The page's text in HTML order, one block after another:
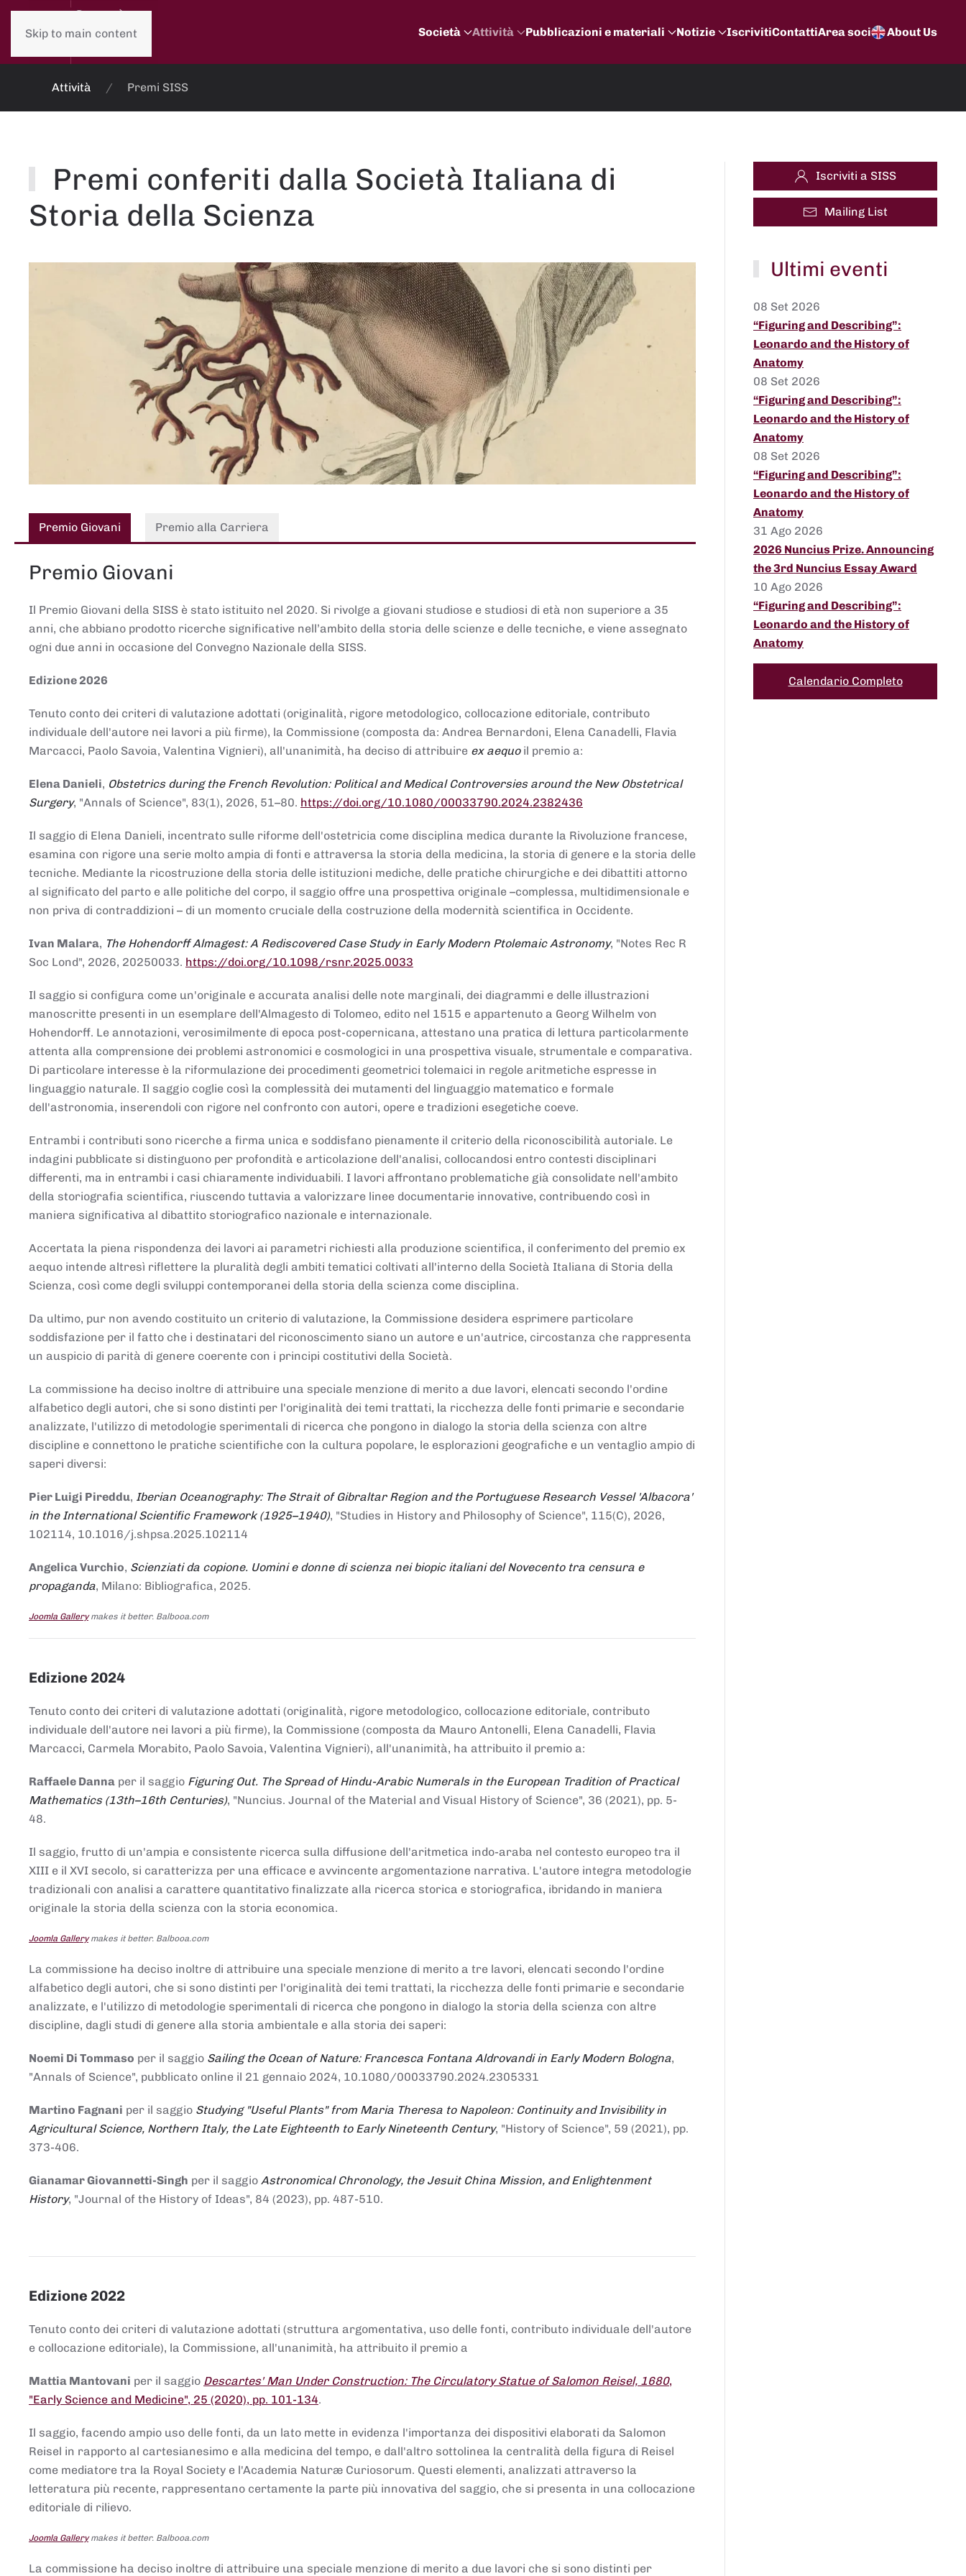
Skip to main content Società Attività Pubblicazioni e materiali Notizie IscrivitiContattiArea soci About Us
Attività Premi SISS
Premi conferiti dalla Società Italiana di
Storia della Scienza
Premio Giovani Premio alla Carriera
Premio Giovani
Il Premio Giovani della SISS è stato istituito nel 2020. Si rivolge a giovani studiose e studiosi di età non superiore a 35
anni, che abbiano prodotto ricerche significative nell’ambito della storia delle scienze e delle tecniche, e viene assegnato
ogni due anni in occasione del Convegno Nazionale della SISS.
Edizione 2026
Tenuto conto dei criteri di valutazione adottati (originalità, rigore metodologico, collocazione editoriale, contributo
individuale dell'autore nei lavori a più firme), la Commissione (composta da: Andrea Bernardoni, Elena Canadelli, Flavia
Marcacci, Paolo Savoia, Valentina Vignieri), all'unanimità, ha deciso di attribuire ex aequoil premio a:
Elena Danieli, Obstetrics during the French Revolution: Political and Medical Controversies around the New Obstetrical
Surgery, "Annals of Science", 83(1), 2026, 51–80. https://doi.org/10.1080/00033790.2024.2382436
Il saggio di Elena Danieli, incentrato sulle riforme dell'ostetricia come disciplina medica durante la Rivoluzione francese,
esamina con rigore una serie molto ampia di fonti e attraversa la storia della medicina, la storia di genere e la storia delle
tecniche. Mediante la ricostruzione della storia delle istituzioni mediche, delle pratiche chirurgiche e dei dibattiti attorno
al significato del parto e alle politiche del corpo, il saggio offre una prospettiva originale –complessa, multidimensionale e
non priva di contraddizioni – di un momento cruciale della costruzione della modernità scientifica in Occidente.
Ivan Malara, The Hohendorff Almagest: A Rediscovered Case Study in Early Modern Ptolemaic Astronomy, "Notes Rec R
Soc Lond", 2026, 20250033. https://doi.org/10.1098/rsnr.2025.0033
Il saggio si configura come un'originale e accurata analisi delle note marginali, dei diagrammi e delle illustrazioni
manoscritte presenti in un esemplare dell'Almagesto di Tolomeo, edito nel 1515 e appartenuto a Georg Wilhelm von
Hohendorff. Le annotazioni, verosimilmente di epoca post-copernicana, attestano una pratica di lettura particolarmente
attenta alla comprensione dei problemi astronomici e cosmologici in una prospettiva visuale, strumentale e comparativa.
Di particolare interesse è la riformulazione dei procedimenti geometrici tolemaici in regole aritmetiche espresse in
linguaggio naturale. Il saggio coglie così la complessità dei mutamenti del linguaggio matematico e formale
dell'astronomia, inserendoli con rigore nel confronto con autori, opere e tradizioni esegetiche coeve.
Entrambi i contributi sono ricerche a firma unica e soddisfano pienamente il criterio della riconoscibilità autoriale. Le
indagini pubblicate si distinguono per profondità e articolazione dell'analisi, collocandosi entro contesti disciplinari
differenti, ma in entrambi i casi chiaramente individuabili. I lavori affrontano problematiche già consolidate nell'ambito
della storiografia scientifica, riuscendo tuttavia a valorizzare linee documentarie innovative, contribuendo così in
maniera significativa al dibattito storiografico nazionale e internazionale.
Accertata la piena rispondenza dei lavori ai parametri richiesti alla produzione scientifica, il conferimento del premio ex
aequo intende altresì riflettere la pluralità degli ambiti tematici coltivati all'interno della Società Italiana di Storia della
Scienza, così come degli sviluppi contemporanei della storia della scienza come disciplina.
Da ultimo, pur non avendo costituito un criterio di valutazione, la Commissione desidera esprimere particolare
soddisfazione per il fatto che i destinatari del riconoscimento siano un autore e un'autrice, circostanza che rappresenta
un auspicio di parità di genere coerente con i principi costitutivi della Società.
La commissione ha deciso inoltre di attribuire una speciale menzione di merito a due lavori, elencati secondo l'ordine
alfabetico degli autori, che si sono distinti per l'originalità dei temi trattati, la ricchezza delle fonti primarie e secondarie
analizzate, l'utilizzo di metodologie sperimentali di ricerca che pongono in dialogo la storia della scienza con altre
discipline e connettono le pratiche scientifiche con la cultura popolare, le esplorazioni geografiche e un ventaglio ampio di
saperi diversi:
Pier Luigi Pireddu, Iberian Oceanography: The Strait of Gibraltar Region and the Portuguese Research Vessel 'Albacora'
in the International Scientific Framework (1925–1940), "Studies in History and Philosophy of Science", 115(C), 2026,
102114, 10.1016/j.shpsa.2025.102114
Angelica Vurchio, Scienziati da copione. Uomini e donne di scienza nei biopic italiani del Novecento tra censura e
propaganda, Milano: Bibliografica, 2025.
Joomla Gallerymakes it better. Balbooa.com
Edizione 2024
Tenuto conto dei criteri di valutazione adottati (originalità, rigore metodologico, collocazione editoriale, contributo
individuale dell'autore nei lavori a più firme), la Commissione (composta da Mauro Antonelli, Elena Canadelli, Flavia
Marcacci, Carmela Morabito, Paolo Savoia, Valentina Vignieri), all'unanimità, ha attribuito il premio a:
Raffaele Danna per il saggio Figuring Out. The Spread of Hindu-Arabic Numerals in the European Tradition of Practical
Mathematics (13th–16th Centuries), "Nuncius. Journal of the Material and Visual History of Science", 36 (2021), pp. 5-
48.
Il saggio, frutto di un'ampia e consistente ricerca sulla diffusione dell'aritmetica indo-araba nel contesto europeo tra il
XIII e il XVI secolo, si caratterizza per una efficace e avvincente argomentazione narrativa. L'autore integra metodologie
tradizionali con analisi a carattere quantitativo finalizzate alla ricerca storica e storiografica, ibridando in maniera
originale la storia della scienza con la storia economica.
Joomla Gallerymakes it better. Balbooa.com
La commissione ha deciso inoltre di attribuire una speciale menzione di merito a tre lavori, elencati secondo l'ordine
alfabetico degli autori, che si sono distinti per l'originalità dei temi trattati, la ricchezza delle fonti primarie e secondarie
analizzate, e l'utilizzo di metodologie sperimentali di ricerca che pongono in dialogo la storia della scienza con altre
discipline, dagli studi di genere alla storia ambientale e alla storia dei saperi:
Noemi Di Tommaso per il saggio Sailing the Ocean of Nature: Francesca Fontana Aldrovandi in Early Modern Bologna,
"Annals of Science", pubblicato online il 21 gennaio 2024, 10.1080/00033790.2024.2305331
Martino Fagnani per il saggio Studying "Useful Plants" from Maria Theresa to Napoleon: Continuity and Invisibility in
Agricultural Science, Northern Italy, the Late Eighteenth to Early Nineteenth Century, "History of Science", 59 (2021), pp.
373-406.
Gianamar Giovannetti-Singh per il saggio Astronomical Chronology, the Jesuit China Mission, and Enlightenment
History, "Journal of the History of Ideas", 84 (2023), pp. 487-510.
Edizione 2022
Tenuto conto dei criteri di valutazione adottati (struttura argomentativa, uso delle fonti, contributo individuale dell'autore
e collocazione editoriale), la Commissione, all'unanimità, ha attribuito il premio a
Mattia Mantovani per il saggio Descartes' Man Under Construction: The Circulatory Statue of Salomon Reisel, 1680,
"Early Science and Medicine", 25 (2020), pp. 101-134.
Il saggio, facendo ampio uso delle fonti, da un lato mette in evidenza l'importanza dei dispositivi elaborati da Salomon
Reisel in rapporto al cartesianesimo e alla medicina del tempo, e dall'altro sottolinea la centralità della figura di Reisel
come mediatore tra la Royal Society e l'Academia Naturæ Curiosorum. Questi elementi, analizzati attraverso la
letteratura più recente, rappresentano certamente la parte più innovativa del saggio, che si presenta in una collocazione
editoriale di rilievo.
Joomla Gallerymakes it better. Balbooa.com
La commissione ha deciso inoltre di attribuire una speciale menzione di merito a due lavori che si sono distinti per
Iscriviti a SISS
Mailing List
Ultimi eventi
08 Set 2026
“Figuring and Describing”:
Leonardo and the History of
Anatomy
08 Set 2026
“Figuring and Describing”:
Leonardo and the History of
Anatomy
08 Set 2026
“Figuring and Describing”:
Leonardo and the History of
Anatomy
31 Ago 2026
2026 Nuncius Prize. Announcing
the 3rd Nuncius Essay Award
10 Ago 2026
“Figuring and Describing”:
Leonardo and the History of
Anatomy
Calendario Completo